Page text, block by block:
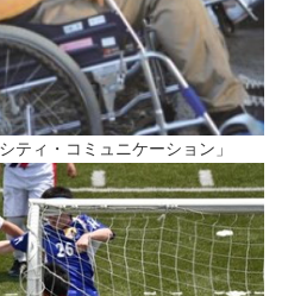
ティ・コミュニケーション」